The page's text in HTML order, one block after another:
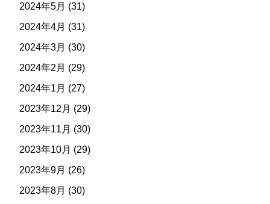
2024年5月 (31)
2024年4月 (31)
2024年3月 (30)
2024年2月 (29)
2024年1月 (27)
2023年12月 (29)
2023年11月 (30)
2023年10月 (29)
2023年9月 (26)
2023年8月 (30)